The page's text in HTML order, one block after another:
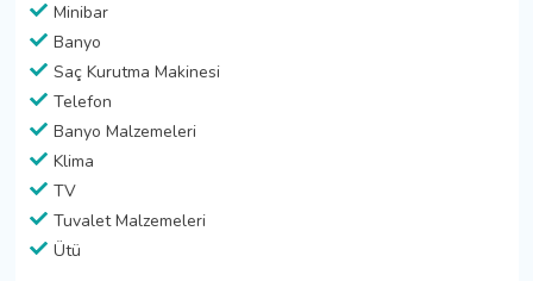
Minibar
Banyo
Saç Kurutma Makinesi
Telefon
Banyo Malzemeleri
Klima
TV
Tuvalet Malzemeleri
Ütü